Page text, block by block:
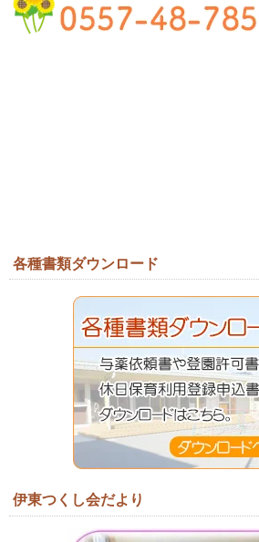
各種書類ダウンロード
伊東つくし会だより